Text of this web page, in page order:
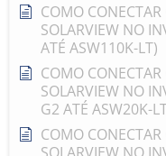
COMO
SOLARVIEW NO
ATÉ ASW110K-LT)
COMO
SOLARVIEW NO
G2 ATÉ ASW20K-
COMO